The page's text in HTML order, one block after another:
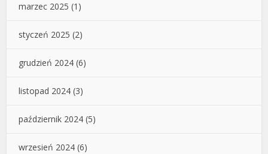
marzec 2025 (1)
styczeń 2025 (2)
grudzień 2024 (6)
listopad 2024 (3)
październik 2024 (5)
wrzesień 2024 (6)